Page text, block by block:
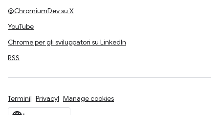
@ChromiumDev su X
YouTube
Chrome per gli sviluppatori su LinkedIn
RSS
Termini Privacy Manage cookies